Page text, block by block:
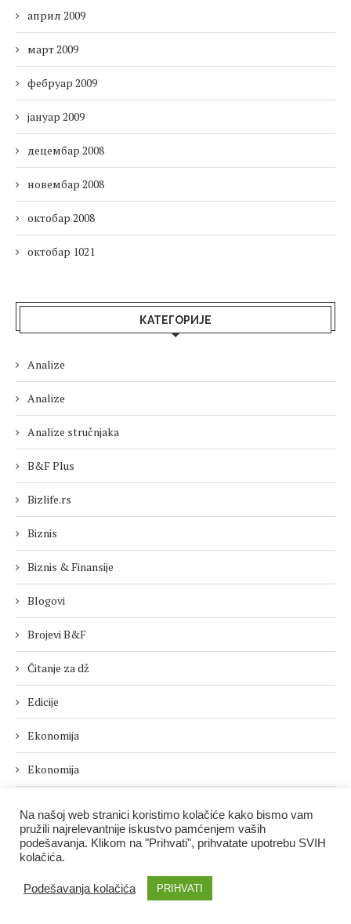
април 2009
март 2009
фебруар 2009
јануар 2009
децембар 2008
новембар 2008
октобар 2008
октобар 1021
КАТЕГОРИЈЕ
Analize
Analize
Analize stručnjaka
B&F Plus
Bizlife.rs
Biznis
Biznis & Finansije
Blogovi
Brojevi B&F
Čitanje za dž
Edicije
Ekonomija
Ekonomija
Euractiv
Na našoj web stranici koristimo kolačiće kako bismo vam
pružili najrelevantnije iskustvo pamćenjem vaših
podešavanja. Klikom na "Prihvati", prihvatate upotrebu SVIH
kolačića.
Podešavanja kolačića PRIHVATI